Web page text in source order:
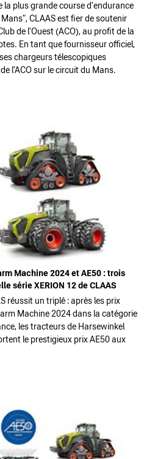
la plus grande course d'endurance
CLAAS est fier de soutenir
de l'Ouest (ACO), au profit de la
En tant que fournisseur officiel,
chargeurs télescopiques
l'ACO sur le circuit du Mans.
Machine 2024 et AE50 : trois
série XERION 12 de CLAAS
réussit un triplé : après les prix
Machine 2024 dans la catégorie
les tracteurs de Harsewinkel
le prestigieux prix AE50 aux